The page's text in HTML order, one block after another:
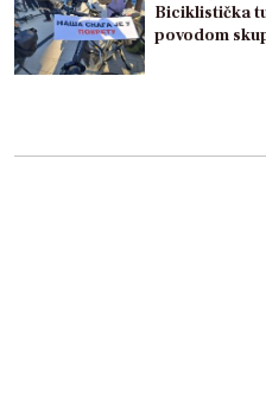
Biciklistička
povodom